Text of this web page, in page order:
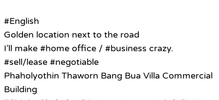
#English
Golden location next to the road
I’ll make #home office / #business crazy.
#sell/lease #negotiable
Phaholyothin Thaworn Bang Bua Villa Commercial
Building